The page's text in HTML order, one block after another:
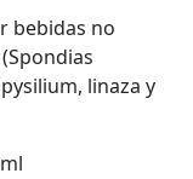
bebidas no
linaza y